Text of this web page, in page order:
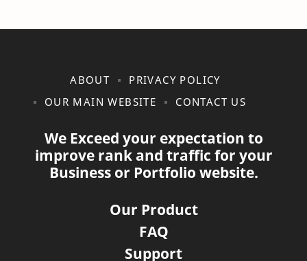
ABOUT
PRIVACY POLICY
OUR MAIN WEBSITE
CONTACT US
We Exceed your expectation to
improve rank and traffic for your
Business or Portfolio website.
Our Product
FAQ
Support